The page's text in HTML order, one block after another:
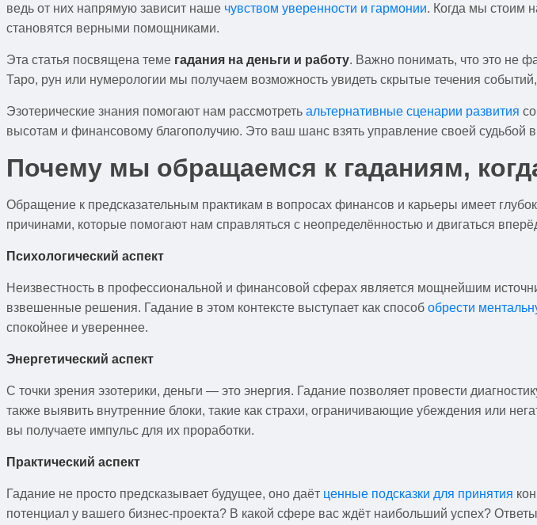
ведь от них напрямую зависит наше чувством уверенности и гармонии. Когда мы стоим
становятся верными помощниками.
Эта статья посвящена теме гадания на деньги и работу. Важно понимать, что это не
Таро, рун или нумерологии мы получаем возможность увидеть скрытые течения
Эзотерические знания помогают нам рассмотреть альтернативные сценарии развития
высотам и финансовому благополучию. Это ваш шанс взять управление своей судьбой
Почему мы обращаемся к гаданиям,
Обращение к предсказательным практикам в вопросах финансов и карьеры имеет
причинами, которые помогают нам справляться с неопределённостью и двигаться
Психологический аспект
Неизвестность в профессиональной и финансовой сферах является мощнейшим
взвешенные решения. Гадание в этом контексте выступает как способ обрести
спокойнее и увереннее.
Энергетический аспект
С точки зрения эзотерики, деньги — это энергия. Гадание позволяет провести
также выявить внутренние блоки, такие как страхи, ограничивающие убеждения или
вы получаете импульс для их проработки.
Практический аспект
Гадание не просто предсказывает будущее, оно даёт ценные подсказки для принятия
потенциал у вашего бизнес-проекта? В какой сфере вас ждёт наибольший успех?